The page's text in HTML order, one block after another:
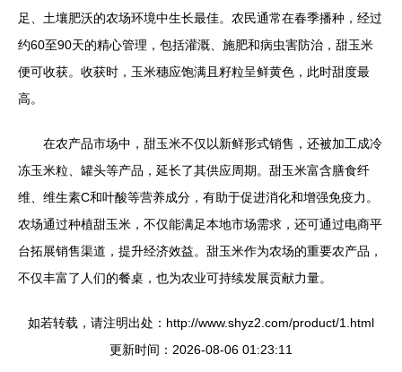
足、土壤肥沃的农场环境中生长最佳。农民通常在春季播种，经过
约60至90天的精心管理，包括灌溉、施肥和病虫害防治，甜玉米
便可收获。收获时，玉米穗应饱满且籽粒呈鲜黄色，此时甜度最
高。
在农产品市场中，甜玉米不仅以新鲜形式销售，还被加工成冷
冻玉米粒、罐头等产品，延长了其供应周期。甜玉米富含膳食纤
维、维生素C和叶酸等营养成分，有助于促进消化和增强免疫力。
农场通过种植甜玉米，不仅能满足本地市场需求，还可通过电商平
台拓展销售渠道，提升经济效益。甜玉米作为农场的重要农产品，
不仅丰富了人们的餐桌，也为农业可持续发展贡献力量。
如若转载，请注明出处：http://www.shyz2.com/product/1.html
更新时间：2026-08-06 01:23:11